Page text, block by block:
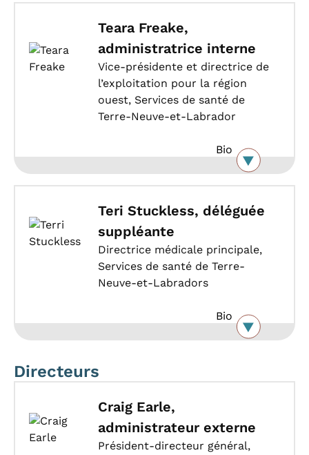
Teara Freake,
administratrice interne
Vice-présidente et directrice de
l’exploitation pour la région
ouest, Services de santé de
Terre-Neuve-et-Labrador
Bio
Teri Stuckless, déléguée
suppléante
Directrice médicale principale,
Services de santé de Terre-
Neuve-et-Labradors
Bio
Directeurs
Craig Earle,
administrateur externe
Président-directeur général,